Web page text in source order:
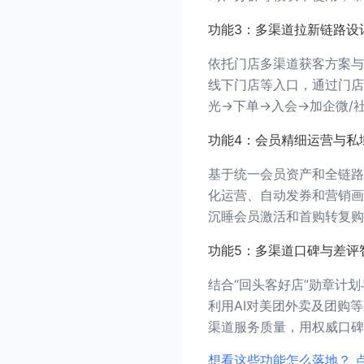
功能3：多渠道拉新链路
依托门店多渠道获客方案
线下门店等入口，通过门
光→下单→入会→加企微/社
功能4：会员精细运营与
基于统一会员资产和全链
化运营、自动发券和营销
沉睡会员激活和首购转复
功能5：多渠道口碑与差
结合“回头客好店”勋章计
利用AI对美团外卖及团购
渠道服务质量，用权威口
想看这些功能怎么落地？